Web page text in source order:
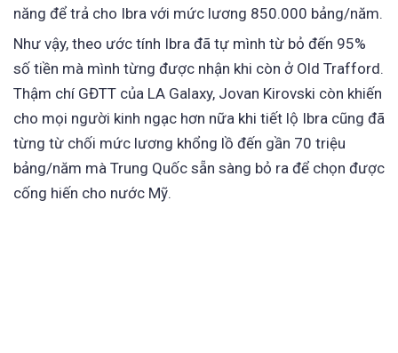
năng để trả cho Ibra với mức lương 850.000 bảng/năm.
Như vậy, theo ước tính Ibra đã tự mình từ bỏ đến 95%
số tiền mà mình từng được nhận khi còn ở Old Trafford.
Thậm chí GĐTT của LA Galaxy, Jovan Kirovski còn khiến
cho mọi người kinh ngạc hơn nữa khi tiết lộ Ibra cũng đã
từng từ chối mức lương khổng lồ đến gần 70 triệu
bảng/năm mà Trung Quốc sẵn sàng bỏ ra để chọn được
cống hiến cho nước Mỹ.